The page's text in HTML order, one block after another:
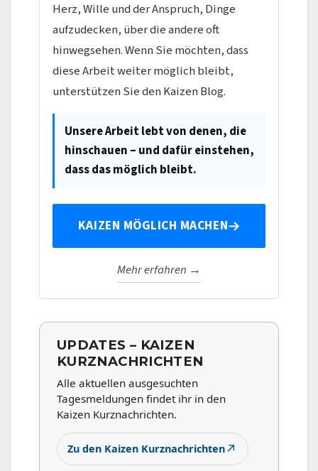
Herz, Wille und der Anspruch, Dinge
aufzudecken, über die andere oft
hinwegsehen. Wenn Sie möchten, dass
diese Arbeit weiter möglich bleibt,
unterstützen Sie den Kaizen Blog.
Unsere Arbeit lebt von denen, die
hinschauen – und dafür einstehen,
dass das möglich bleibt.
KAIZEN MÖGLICH MACHEN
Mehr erfahren →
UPDATES – KAIZEN
KURZNACHRICHTEN
Alle aktuellen ausgesuchten
Tagesmeldungen findet ihr in den
Kaizen Kurznachrichten.
Zu den Kaizen Kurznachrichten↗